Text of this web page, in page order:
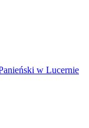
w Lucernie